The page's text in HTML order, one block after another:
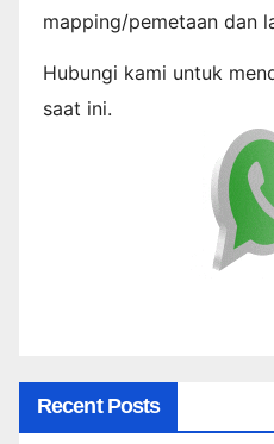
mapping/pemetaan dan
Hubungi kami untuk
saat ini.
Recent Posts